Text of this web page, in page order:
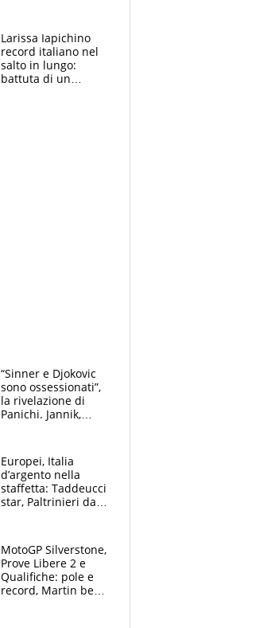
rischio da evitare
Larissa Iapichino
record italiano nel
salto in lungo:
battuta di un
“Sinner e Djokovic
sono ossessionati”,
la rivelazione di
Panichi. Jannik,
agli US Open
Europei, Italia
d’argento nella
staffetta: Taddeucci
star, Paltrinieri da
Padre Pio
MotoGP Silverstone,
Prove Libere 2 e
Qualifiche: pole e
record, Martin beffa